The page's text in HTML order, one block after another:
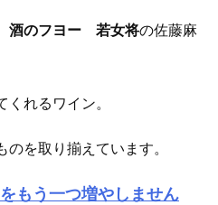
酒のフヨー 若女将の佐藤麻
れるワイン。
を取り揃えています。
もう一つ増やしません